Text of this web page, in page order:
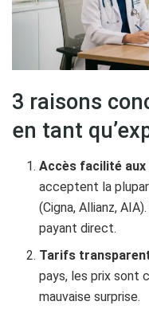
3 raisons
en tant
Accès facilité aux
acceptent la
(Cigna, Allianz,
payant direct.
Tarifs
pays, les prix sont
mauvaise surprise.